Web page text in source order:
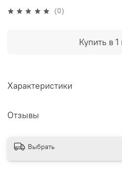
(0)
Купить в 1
Характеристики
Отзывы
Выбрать